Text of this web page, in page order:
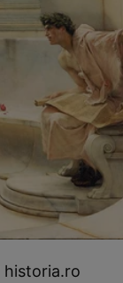
historia.ro